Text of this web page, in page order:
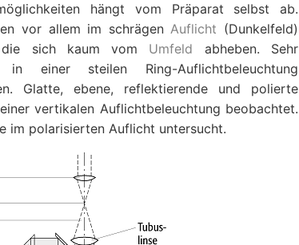
hängt vom Präparat selbst ab.
vor allem im schrägenAuflicht (Dunkelfeld)
sich kaum vom Umfeld abheben. Sehr
einer steilen Ring-Auflichtbeleuchtung
Glatte, ebene, reflektierende und polierte
vertikalen Auflichtbeleuchtung beobachtet.
im polarisierten Auflicht untersucht.